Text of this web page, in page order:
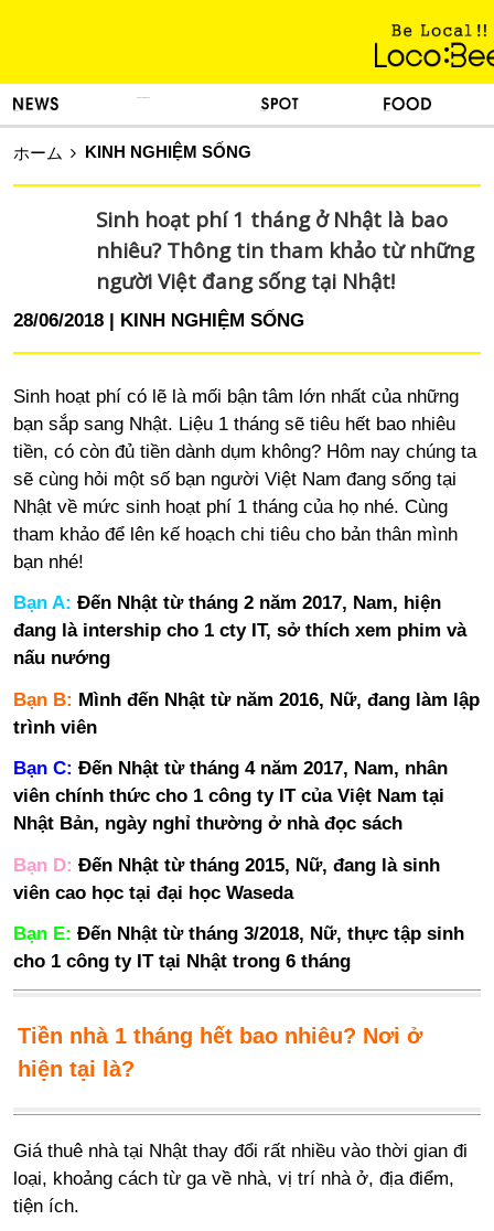
ホーム KINH NGHIỆM SỐNG
Sinh hoạt phí 1 tháng ở Nhật là bao
nhiêu? Thông tin tham khảo từ những
người Việt đang sống tại Nhật!
28/06/2018 KINH NGHIỆM SỐNG
Sinh hoạt phí có lẽ là mối bận tâm lớn nhất của những
bạn sắp sang Nhật. Liệu 1 tháng sẽ tiêu hết bao nhiêu
tiền, có còn đủ tiền dành dụm không? Hôm nay chúng ta
sẽ cùng hỏi một số bạn người Việt Nam đang sống tại
Nhật về mức sinh hoạt phí 1 tháng của họ nhé. Cùng
tham khảo để lên kế hoạch chi tiêu cho bản thân mình
bạn nhé!
Bạn A: Đến Nhật từ tháng 2 năm 2017, Nam, hiện
đang là intership cho 1 cty IT, sở thích xem phim và
nấu nướng
Bạn B: Mình đến Nhật từ năm 2016, Nữ, đang làm lập
trình viên
Bạn C: Đến Nhật từ tháng 4 năm 2017, Nam, nhân
viên chính thức cho 1 công ty IT của Việt Nam tại
Nhật Bản, ngày nghỉ thường ở nhà đọc sách
Bạn D: Đến Nhật từ tháng 2015, Nữ, đang là sinh
viên cao học tại đại học Waseda
Bạn E: Đến Nhật từ tháng 3/2018, Nữ, thực tập sinh
cho 1 công ty IT tại Nhật trong 6 tháng
Tiền nhà 1 tháng hết bao nhiêu? Nơi ở
hiện tại là?
Giá thuê nhà tại Nhật thay đổi rất nhiều vào thời gian đi
loại, khoảng cách từ ga về nhà, vị trí nhà ở, địa điểm,
tiện ích.